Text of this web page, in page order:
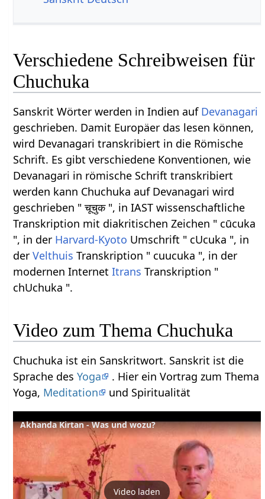
Verschiedene Schreibweisen für
Chuchuka
Sanskrit Wörter werden in Indien auf Devanagari
geschrieben. Damit Europäer das lesen können,
wird Devanagari transkribiert in die Römische
Schrift. Es gibt verschiedene Konventionen, wie
Devanagari in römische Schrift transkribiert
werden kann Chuchuka auf Devanagari wird
geschrieben " चूचुक ", in IAST wissenschaftliche
Transkription mit diakritischen Zeichen " cūcuka
", in der Harvard-Kyoto Umschrift " cUcuka ", in
derVelthuis Transkription " cuucuka ", in der
modernen InternetItrans Transkription "
chUchuka ".
Video zum Thema Chuchuka
Chuchuka ist ein Sanskritwort. Sanskrit ist die
Sprache desYoga
. Hier ein Vortrag zum Thema
Yoga, Meditation und Spiritualität
Akhanda Kirtan - Was und wozu?
Video laden